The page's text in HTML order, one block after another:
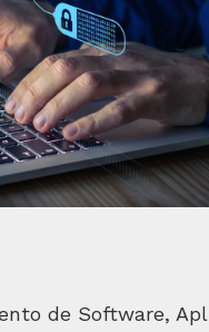
de Software,